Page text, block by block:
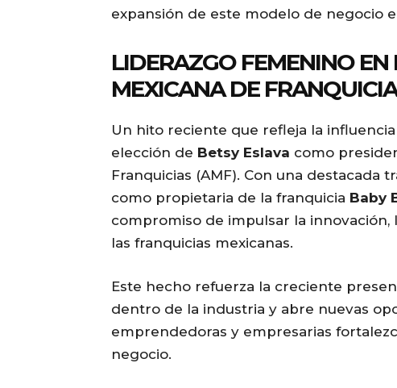
expansión de este modelo de negocio
LIDERAZGO FEMENINO
MEXICANA DE
Un hito reciente que refleja la
elección de Betsy Eslava como
Franquicias (AMF). Con una
como propietaria de la franquicia Baby
compromiso de impulsar la innovación,
las franquicias mexicanas.
Este hecho refuerza la creciente
dentro de la industria y abre nuevas
emprendedoras y empresarias
negocio.